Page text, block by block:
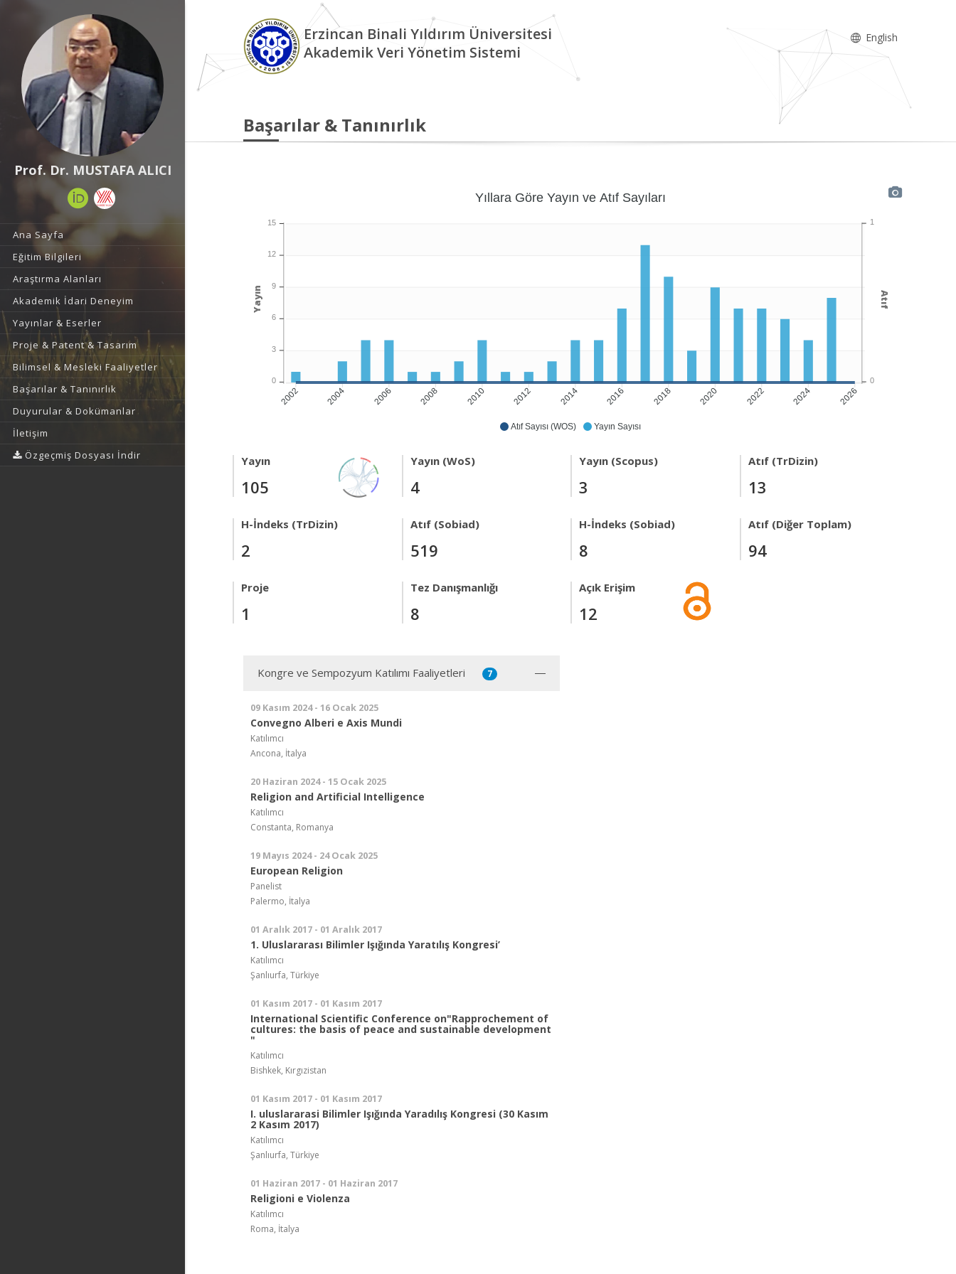
Prof. Dr. MUSTAFA ALICI
Ana Sayfa
Eğitim Bilgileri
Araştırma Alanları
Akademik İdari Deneyim
Yayınlar & Eserler
Proje & Patent & Tasarım
Bilimsel & Mesleki Faaliyetler
Başarılar & Tanınırlık
Duyurular & Dokümanlar
İletişim
Özgeçmiş Dosyası İndir
Erzincan Binali Yıldırım Üniversitesi
Akademik Veri Yönetim Sistemi
English
Başarılar & Tanınırlık
Atıf Sayısı (WOS) Yayın Sayısı
2002 2004 2006 2008 2010 2012 2014 2016 2018 2020 2022 2024 2026
Yıllara Göre Yayın ve Atıf Sayıları
1
0
Atıf
15
12
9
6
3
0
Yayın
Yayın
105
Yayın (WoS)
4
Yayın (Scopus)
3
Atıf (TrDizin)
13
H-İndeks (TrDizin)
2
Atıf (Sobiad)
519
H-İndeks (Sobiad)
8
Atıf (Diğer Toplam)
94
Proje
1
Tez Danışmanlığı
8
Açık Erişim
12
Kongre ve Sempozyum Katılımı Faaliyetleri 7
09 Kasım 2024 - 16 Ocak 2025
Convegno Alberi e Axis Mundi
Katılımcı
Ancona, İtalya
20 Haziran 2024 - 15 Ocak 2025
Religion and Artificial Intelligence
Katılımcı
Constanta, Romanya
19 Mayıs 2024 - 24 Ocak 2025
European Religion
Panelist
Palermo, İtalya
01 Aralık 2017 - 01 Aralık 2017
1. Uluslararası Bilimler Işığında Yaratılış Kongresi’
Katılımcı
Şanlıurfa, Türkiye
01 Kasım 2017 - 01 Kasım 2017
International Scientific Conference on"Rapprochement of
cultures: the basis of peace and sustainable development
"
Katılımcı
Bishkek, Kırgızistan
01 Kasım 2017 - 01 Kasım 2017
I. uluslararasi Bilimler Işığında Yaradılış Kongresi (30 Kasım
2 Kasım 2017)
Katılımcı
Şanlıurfa, Türkiye
01 Haziran 2017 - 01 Haziran 2017
Religioni e Violenza
Katılımcı
Roma, İtalya